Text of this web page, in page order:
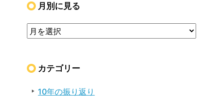
月別に見る
カテゴリー
10年の振り返り